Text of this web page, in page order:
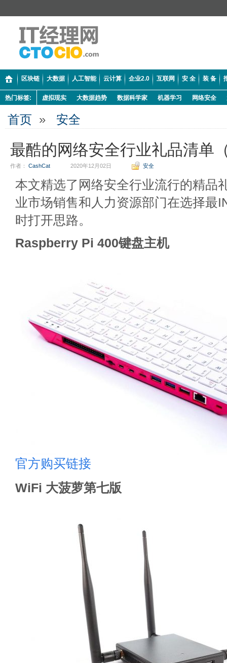
区块链 大数据 人工智能 云计算 企业2.0 互联网 安 全 装 备
热门标签: 虚拟现实 大数据趋势 数据科学家 机器学习 网络安全
首页 » 安全
最酷的网络安全行业礼品清单
作者： CashCat 2020年12月02日 安全
本文精选了网络安全行业流行的精品
业市场销售和人力资源部门在选择最
时打开思路。
Raspberry Pi 400键盘主机
官方购买链接
WiFi 大菠萝第七版